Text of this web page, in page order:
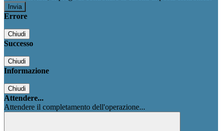
Errore
Chiudi
Successo
Chiudi
Informazione
Chiudi
Attendere...
Attendere il completamento dell'operazione...